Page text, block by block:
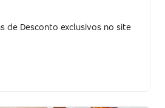
de Desconto exclusivos no site